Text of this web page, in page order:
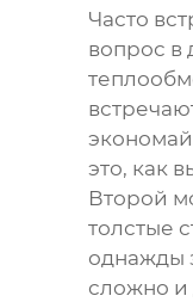
Часто
вопрос в
это, как
Второй
толстые
однажды
сложно и